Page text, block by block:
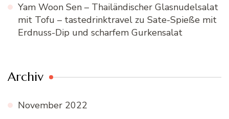
Yam Woon Sen – Thailändischer Glasnudelsalat
mit Tofu – tastedrinktravel zu Sate-Spieße mit
Erdnuss-Dip und scharfem Gurkensalat
Archiv
November 2022